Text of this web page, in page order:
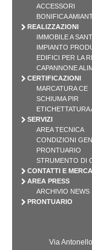
ACCESSORI
BONIFICA
REALIZZAZIONI
IMMOBILE A
IMPIANTO
EDIFICI PER LA
CAPANNONE
CERTIFICAZIONI
MARCATURA CE
SCHIUMA PIR
SERVIZI
AREA TECNICA
CONDIZIONI
PRONTUARIO
STRUMENTO DI
CONTATTI E
AREA PRESS
ARCHIVIO NEWS
PRONTUARIO
Via